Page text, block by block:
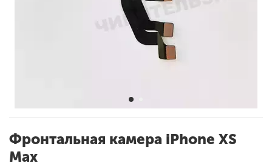
Фронтальная камера iPhone XS
Max